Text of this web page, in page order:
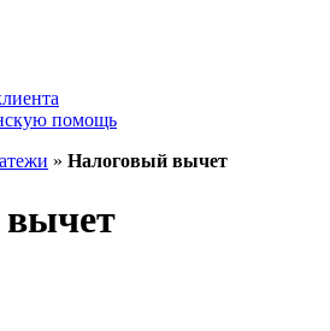
помощь
» Налоговый вычет